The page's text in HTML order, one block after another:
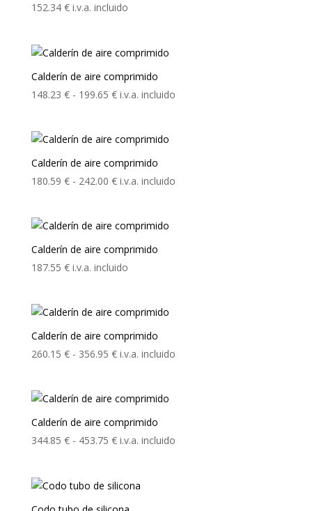
152.34 € i.v.a. incluido
Calderín de aire comprimido
148.23 € - 199.65 €Rango
desde
148.23 €
hasta
i.v.a. incluido
Calderín de aire comprimido
180.59 € - 242.00 €Rango
desde
180.59 €
hasta
i.v.a. incluido
Calderín de aire comprimido
187.55 € i.v.a. incluido
Calderín de aire comprimido
260.15 € - 356.95 €Rango
desde
260.15 €
i.v.a. incluido
Calderín de aire comprimido
344.85 € - 453.75 €Rango
desde
i.v.a. incluido